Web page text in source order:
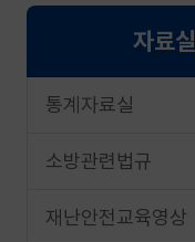
자료실
통계자료실
소방관련법규
재난안전교육영상